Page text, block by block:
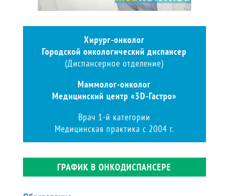
Хирург-онколог
Городской онкологический диспансер
(Диспансерное отделение)
Маммолог-онколог
Медицинский центр«3D-Гастро»
Врач 1-й категории
Медицинская практика с 2004 г.
ГРАФИК В ОНКОДИСПАНСЕРЕ